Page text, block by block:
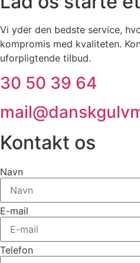
Vi yder den bedste service,
kompromis med kvaliteten.
uforpligtende tilbud.
30 50 39 64
Kontakt os
Navn
E-mail
Telefon